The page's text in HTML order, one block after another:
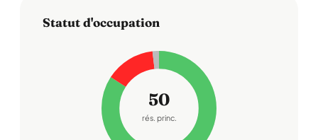
Statut d'occupation
50
rés. princ.